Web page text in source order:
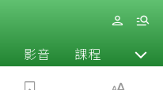
影音 課程 退休